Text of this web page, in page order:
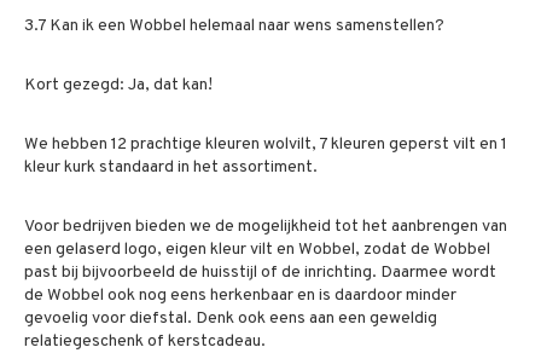
3.7 Kan ik een Wobbel helemaal naar wens samenstellen?
Kort gezegd: Ja, dat kan!
We hebben 12 prachtige kleuren wolvilt, 7 kleuren geperst vilt en 1
kleur kurk standaard in het assortiment.
Voor bedrijven bieden we de mogelijkheid tot het aanbrengen van
een gelaserd logo, eigen kleur vilt en Wobbel, zodat de Wobbel
past bij bijvoorbeeld de huisstijl of de inrichting. Daarmee wordt
de Wobbel ook nog eens herkenbaar en is daardoor minder
gevoelig voor diefstal. Denk ook eens aan een geweldig
relatiegeschenk of kerstcadeau.